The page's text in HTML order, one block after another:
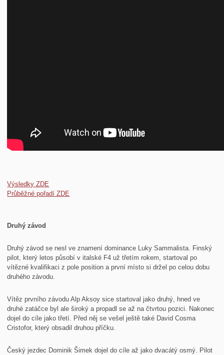
Výsledky ZDE
Průběžné pořadí ZDE
Druhý závod
Druhý závod se nesl ve znamení dominance Luky Sammalista. Finský
pilot, který letos působí v italské F4 už třetím rokem, startoval po
vítězné kvalifikaci z pole position a první místo si držel po celou dobu
druhého závodu.
Vítěz prvního závodu Alp Aksoy sice startoval jako druhý, hned ve
druhé zatáčce byl ale široký a propadl se až na čtvrtou pozici. Nakonec
dojel do cíle jako třetí. Před něj se vešel ještě také David Cosma
Cristofor, který obsadil druhou příčku.
Český jezdec Dominik Šimek dojel do cíle až jako dvacátý osmý. Pilot